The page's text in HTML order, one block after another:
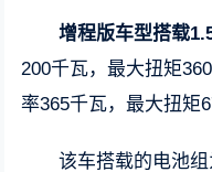
增程版车型搭载
200千瓦，最大扭矩
率365千瓦，最大扭矩
该车搭载的电池